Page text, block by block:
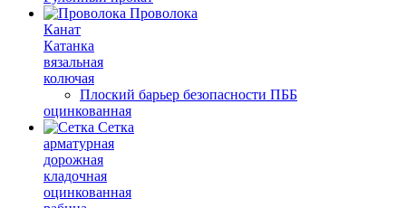
Проволока
Канат
Катанка
вязальная
колючая
Плоский барьер безопасности ПББ
оцинкованная
Сетка
арматурная
дорожная
кладочная
оцинкованная